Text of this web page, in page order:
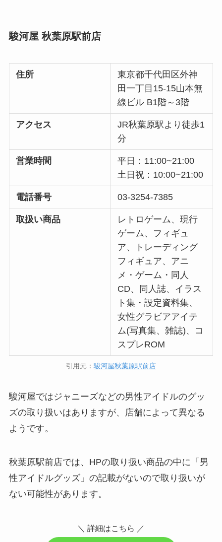
justyから振り込まれない理由は？
証明書について調査
キンプリのファンクラブの人数
は？ジャニーズで何位？メンバー
脱退で会員数が変わった？
ボーイズビーメンバーを解説！入
れ替えやメンバーカラー・年齢や
猪狩蒼弥に同期はいない？入所日
はどっちで何年目？大学や年齢も
ええグループのメンバーカラー
は？福本大晴のメンバーカラーや
メンカラの決め方は？
ジャニヤードの査定期間は？遅
い？査定結果や振り込みがいつ
査
駿河屋 秋葉原駅前店
住所
東京都千代田区外神
田一丁目15-15山本無
線ビル B1階～3階
アクセス
JR秋葉原駅より徒歩1
分
営業時間
平日：11:00~21:00
土日祝：10:00~21:00
電話番号 03-3254-7385
取扱い商品
レトロゲーム、現行
ゲーム、フィギュ
ア、トレーディング
フィギュア、アニ
メ・ゲーム・同人
CD、同人誌、イラス
ト集・設定資料集、
女性グラビアアイテ
ム(写真集、雑誌)、コ
スプレROM
引用元：駿河屋秋葉原駅前店
駿河屋ではジャニーズなどの男性アイドルのグッ
ズの取り扱いはありますが、店舗によって異なる
ようです。
秋葉原駅前店では、HPの取り扱い商品の中に「男
性アイドルグッズ」の記載がないので取り扱いが
ない可能性があります。
＼ 詳細はこちら ／